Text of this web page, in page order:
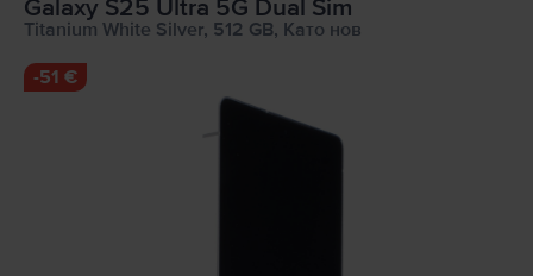
Galaxy S25 Ultra 5G Dual Sim
Titanium White Silver, 512 GB, Като нов
-51 €